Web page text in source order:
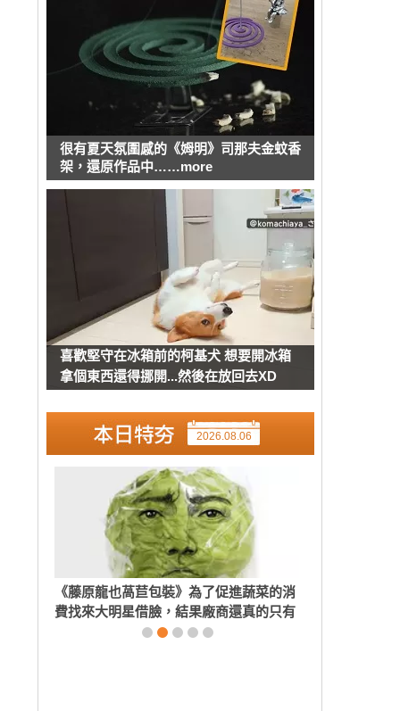
很有夏天氛圍感的《姆明》司那夫金蚊香
架，還原作品中……more
喜歡堅守在冰箱前的柯基犬 想要開冰箱
拿個東西還得挪開...然後在放回去XD
2026.08.06